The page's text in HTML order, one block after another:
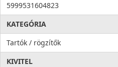
5999531604823
KATEGÓRIA
Tartók / rögzítők
KIVITEL